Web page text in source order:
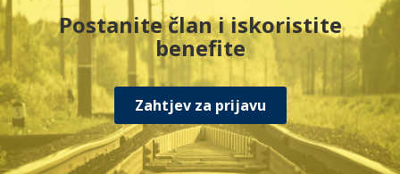
Postanite član i iskoristite
benefite
Zahtjev za prijavu